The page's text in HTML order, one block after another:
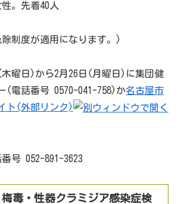
。先着40人
制度が適用になります。)
曜日)から2月26日(月曜日)に集団健
(電話番号 0570-041-758)か名古屋市
ト(外部リンク)
号 052-891-3623
毒・性器クラミジア感染症検